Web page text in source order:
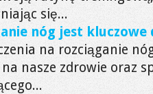
się...
nóg jest kluczowe
na rozciąganie
nasze zdrowie oraz